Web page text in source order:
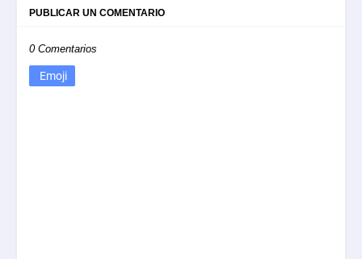
PUBLICAR UN COMENTARIO
0 Comentarios
Emoji